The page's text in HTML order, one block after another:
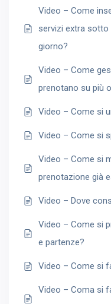
Video – Come
servizi extra sotto
giorno?
Video – Come
prenotano su più
Video – Come si
Video – Come si
Video – Come si
prenotazione già
Video – Dove
Video – Come si
e partenze?
Video – Come si
Video – Coma si